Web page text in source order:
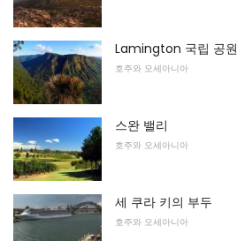
Lamington 국립 공원
호주와 오세아니아
스완 밸리
호주와 오세아니아
세 쿠라 키의 부두
호주와 오세아니아